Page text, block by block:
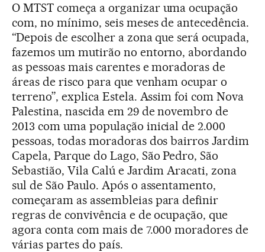
O MTST começa a organizar uma ocupação
com, no mínimo, seis meses de antecedência.
“Depois de escolher a zona que será ocupada,
fazemos um mutirão no entorno, abordando
as pessoas mais carentes e moradoras de
áreas de risco para que venham ocupar o
terreno”, explica Estela. Assim foi com Nova
Palestina, nascida em 29 de novembro de
2013 com uma população inicial de 2.000
pessoas, todas moradoras dos bairros Jardim
Capela, Parque do Lago, São Pedro, São
Sebastião, Vila Calú e Jardim Aracati, zona
sul de São Paulo. Após o assentamento,
começaram as assembleias para definir
regras de convivência e de ocupação, que
agora conta com mais de 7.000 moradores de
várias partes do país.